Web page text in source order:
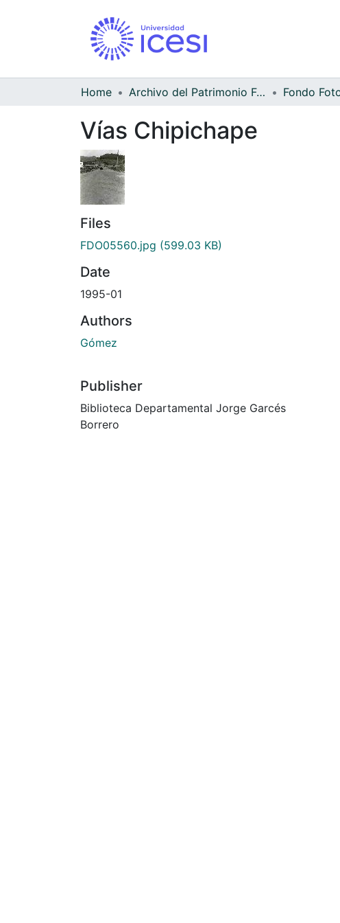
Home Archivo del Patrimonio Fotográfico y Fílmico del Valle del Cauca
Vías Chipichape
Files
FDO05560.jpg (599.03 KB)
Date
1995-01
Authors
Gómez
Publisher
Biblioteca Departamental Jorge Garcés
Borrero